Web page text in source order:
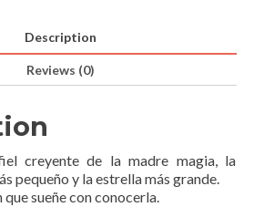
Description
Reviews (0)
creyente de la madre magia, la
pequeño y la estrella más grande.
que sueñe con conocerla.